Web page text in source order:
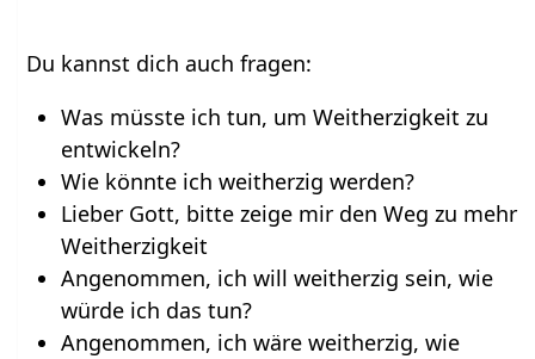
Du kannst dich auch fragen:
Was müsste ich tun, um Weitherzigkeit zu
entwickeln?
Wie könnte ich weitherzig werden?
Lieber Gott, bitte zeige mir den Weg zu mehr
Weitherzigkeit
Angenommen, ich will weitherzig sein, wie
würde ich das tun?
Angenommen, ich wäre weitherzig, wie